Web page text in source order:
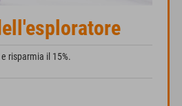
risparmia il 15%.